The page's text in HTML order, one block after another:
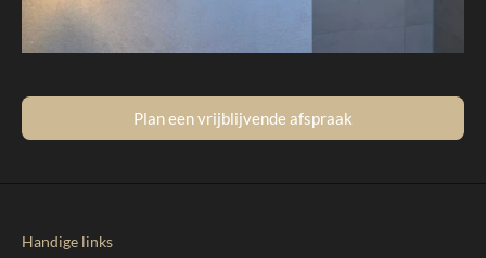
Plan een vrijblijvende afspraak
Handige links